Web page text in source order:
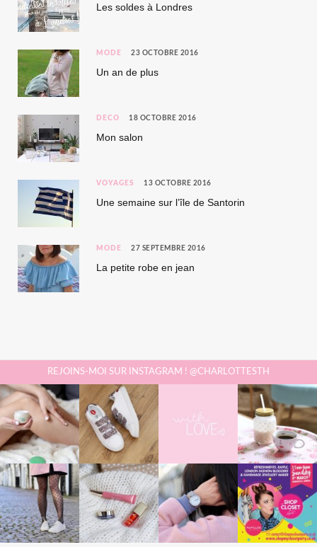
Les soldes à Londres
MODE 23 OCTOBRE 2016
Un an de plus
DÉCO 18 OCTOBRE 2016
Mon salon
VOYAGES 13 OCTOBRE 2016
Une semaine sur l’île de Santorin
MODE 27 SEPTEMBRE 2016
La petite robe en jean
REJOINS-MOI SUR INSTAGRAM ! @CHARLOTTESTH